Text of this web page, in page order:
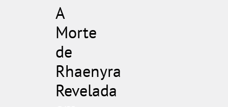
A
Morte
de
Rhaenyra
Revelada